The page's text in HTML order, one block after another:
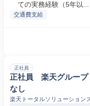
ての実務経験（5年以...
交通費支給
正社員
正社員 楽天グルー
なし
楽天トータルソリューション